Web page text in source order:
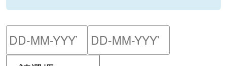
請輸入搜尋日期範圍的開